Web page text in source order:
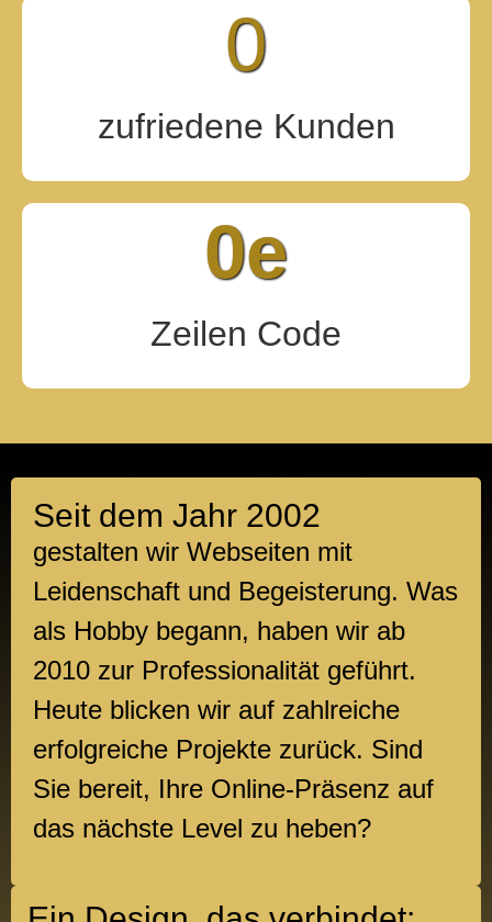
zufriedene Kunden
0
Zeilen Code
0e
Seit dem Jahr 2002
gestalten wir Webseiten mit
Leidenschaft und Begeisterung. Was
als Hobby begann, haben wir ab
2010 zur Professionalität geführt.
Heute blicken wir auf zahlreiche
erfolgreiche Projekte zurück. Sind
Sie bereit, Ihre Online-Präsenz auf
das nächste Level zu heben?